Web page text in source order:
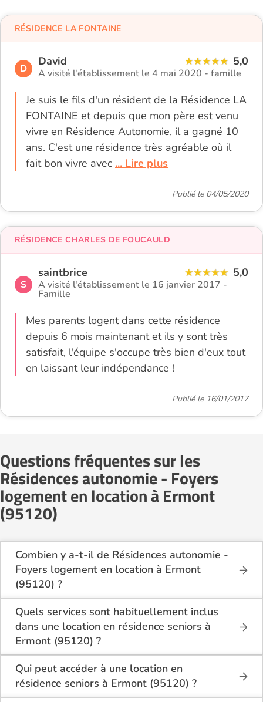
D
David 5,0
A visité l'établissement le 4 mai 2020 - famille
Je suis le fils d'un résident de la Résidence LA
FONTAINE et depuis que mon père est venu
vivre en Résidence Autonomie, il a gagné 10
ans. C'est une résidence très agréable où il
fait bon vivre avec ... Lire plus
RÉSIDENCE LA FONTAINE
Publié le 04/05/2020
S
saintbrice 5,0
A visité l'établissement le 16 janvier 2017 -
Famille
Mes parents logent dans cette résidence
depuis 6 mois maintenant et ils y sont très
satisfait, l'équipe s'occupe très bien d'eux tout
en laissant leur indépendance !
RÉSIDENCE CHARLES DE FOUCAULD
Publié le 16/01/2017
Questions fréquentes sur les
Résidences autonomie - Foyers
logement en location à Ermont
(95120)
Combien y a-t-il de Résidences autonomie -
Foyers logement en location à Ermont
(95120) ?
Sur le site Logement-seniors.com, on recense
actuellement 1 Résidences autonomie - Foyers
logement en location à Ermont (95120).
Quels services sont habituellement inclus
dans une location en résidence seniors à
Ermont (95120) ?
En location à Ermont (95120), la résidence seniors
inclut généralement : l’entretien des espaces
communs, l’accès à des activités, la présence d’un
accueil / surveillance, la restauration ou service
Qui peut accéder à une location en
résidence seniors à Ermont (95120) ?
La location en résidence seniors à Ermont (95120)